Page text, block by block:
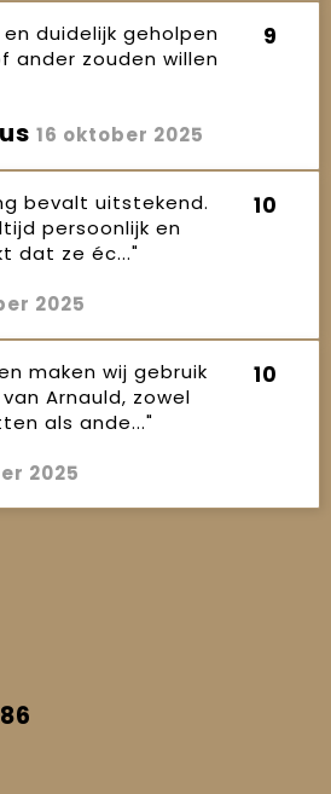
duidelijk geholpen
ander zouden willen
9
16 oktober 2025
bevalt uitstekend.
persoonlijk en
dat ze éc..."
10
2025
maken wij gebruik
Arnauld, zowel
als ande..."
10
2025